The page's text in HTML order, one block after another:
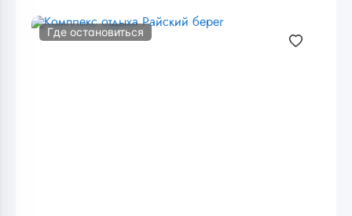
Где остановиться